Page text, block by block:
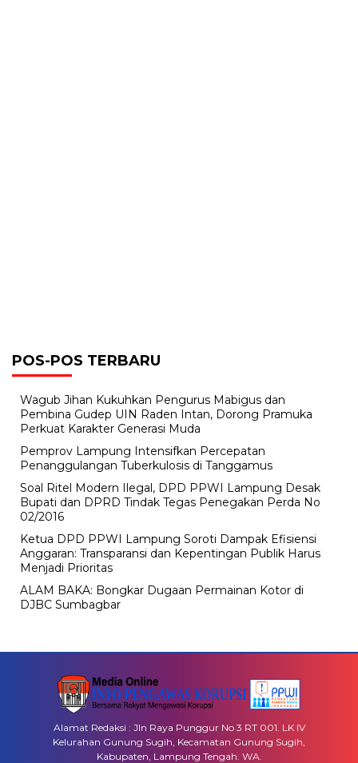
POS-POS TERBARU
Wagub Jihan Kukuhkan Pengurus Mabigus dan
Pembina Gudep UIN Raden Intan, Dorong Pramuka
Perkuat Karakter Generasi Muda
Pemprov Lampung Intensifkan Percepatan
Penanggulangan Tuberkulosis di Tanggamus
Soal Ritel Modern Ilegal, DPD PPWI Lampung Desak
Bupati dan DPRD Tindak Tegas Penegakan Perda No
02/2016
Ketua DPD PPWI Lampung Soroti Dampak Efisiensi
Anggaran: Transparansi dan Kepentingan Publik Harus
Menjadi Prioritas
ALAM BAKA: Bongkar Dugaan Permainan Kotor di
DJBC Sumbagbar
Alamat Redaksi : Jln Raya Punggur No 3 RT 001. LK IV
Kelurahan Gunung Sugih, Kecamatan Gunung Sugih,
Kabupaten, Lampung Tengah. WA.